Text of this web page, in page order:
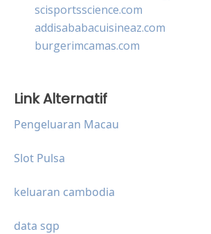
scisportsscience.com
addisababacuisineaz.com
burgerimcamas.com
Link Alternatif
Pengeluaran Macau
Slot Pulsa
keluaran cambodia
data sgp